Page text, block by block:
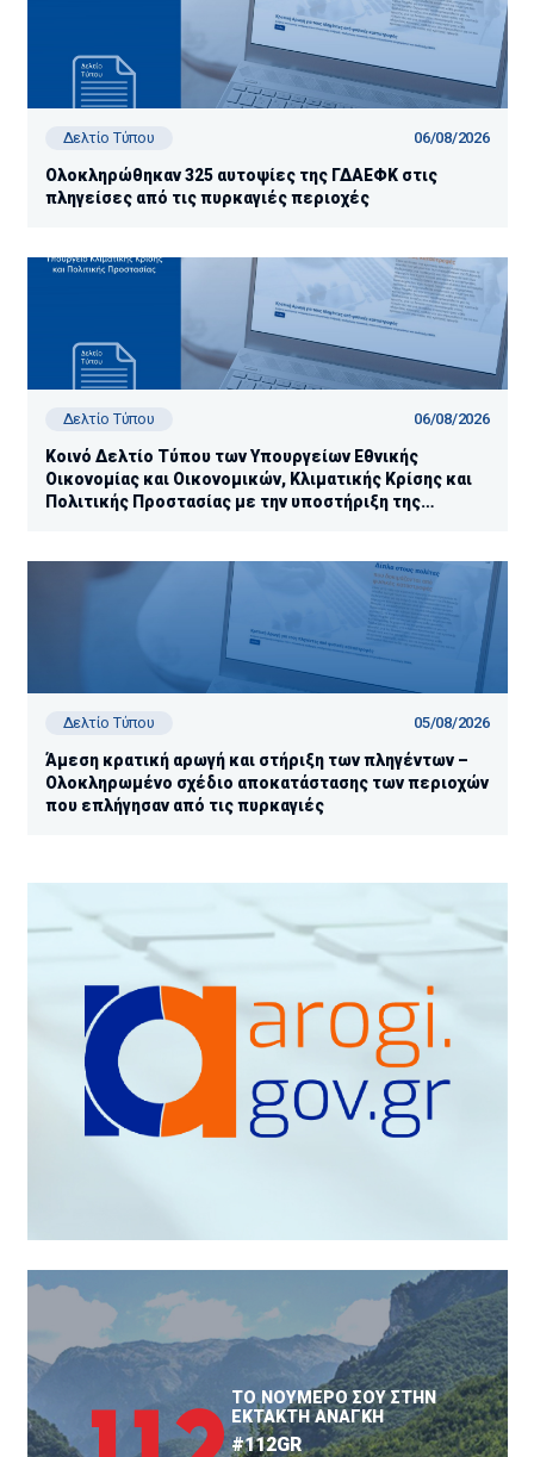
Δελτίο Τύπου 06/08/2026
Ολοκληρώθηκαν 325 αυτοψίες της ΓΔΑΕΦΚ στις
πληγείσες από τις πυρκαγιές περιοχές
Δελτίο Τύπου 06/08/2026
Κοινό Δελτίο Τύπου των Υπουργείων Εθνικής
Οικονομίας και Οικονομικών, Κλιματικής Κρίσης και
Πολιτικής Προστασίας με την υποστήριξη της
Δελτίο Τύπου 05/08/2026
Άμεση κρατική αρωγή και στήριξη των πληγέντων –
Ολοκληρωμένο σχέδιο αποκατάστασης των περιοχών
που επλήγησαν από τις πυρκαγιές
ΤΟ ΝΟΥΜΕΡΟ ΣΟΥ ΣΤΗΝ
ΕΚΤΑΚΤΗ ΑΝΑΓΚΗ
#112GR